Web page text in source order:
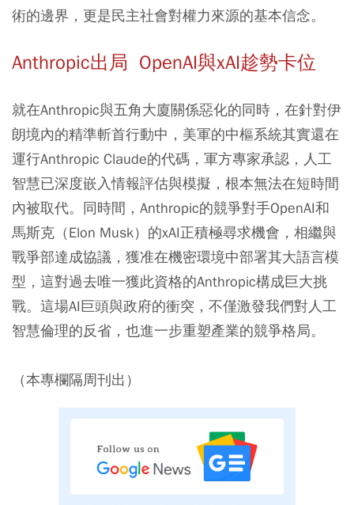
術的邊界，更是民主社會對權力來源的基本信念。
Anthropic出局 OpenAI與xAI趁勢卡位
就在Anthropic與五角大廈關係惡化的同時，在針對伊
朗境內的精準斬首行動中，美軍的中樞系統其實還在
運行Anthropic Claude的代碼，軍方專家承認，人工
智慧已深度嵌入情報評估與模擬，根本無法在短時間
內被取代。同時間，Anthropic的競爭對手OpenAI和
馬斯克（Elon Musk）的xAI正積極尋求機會，相繼與
戰爭部達成協議，獲准在機密環境中部署其大語言模
型，這對過去唯一獲此資格的Anthropic構成巨大挑
戰。這場AI巨頭與政府的衝突，不僅激發我們對人工
智慧倫理的反省，也進一步重塑產業的競爭格局。
（本專欄隔周刊出）